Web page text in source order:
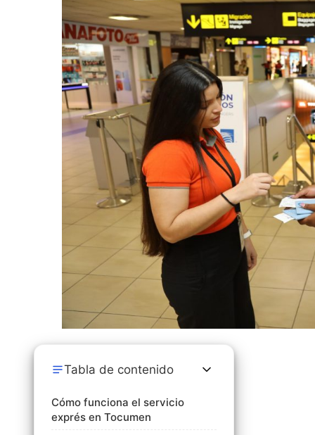
Tabla de contenido
Cómo funciona el servicio
exprés en Tocumen